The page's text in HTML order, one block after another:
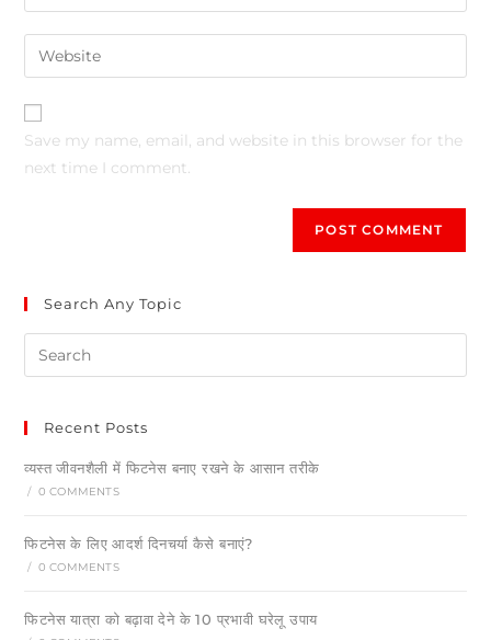
Save my name, email, and website in this browser for the
next time I comment.
Search Any Topic
Recent Posts
व्यस्त जीवनशैली में फिटनेस बनाए रखने के आसान तरीके
/ 0 COMMENTS
फिटनेस के लिए आदर्श दिनचर्या कैसे बनाएं?
/ 0 COMMENTS
फिटनेस यात्रा को बढ़ावा देने के 10 प्रभावी घरेलू उपाय